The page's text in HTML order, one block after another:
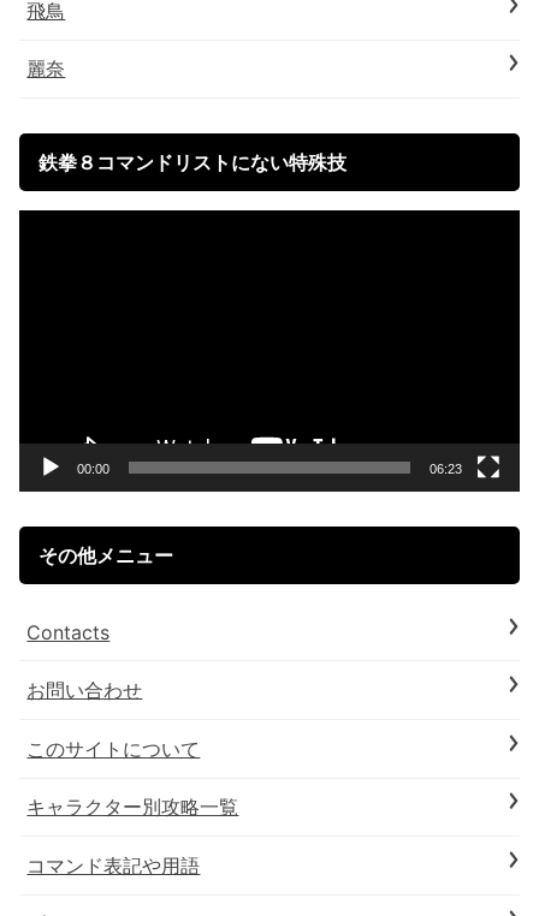
飛鳥
麗奈
鉄拳８コマンドリストにない特殊技
00:00 06:23
その他メニュー
Contacts
お問い合わせ
このサイトについて
キャラクター別攻略一覧
コマンド表記や用語